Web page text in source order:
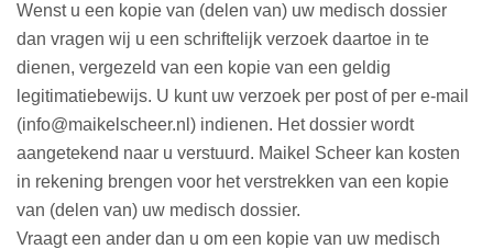
Wenst u een kopie van (delen van) uw medisch dossier
dan vragen wij u een schriftelijk verzoek daartoe in te
dienen, vergezeld van een kopie van een geldig
legitimatiebewijs. U kunt uw verzoek per post of per e-mail
(info@maikelscheer.nl) indienen. Het dossier wordt
aangetekend naar u verstuurd. Maikel Scheer kan kosten
in rekening brengen voor het verstrekken van een kopie
van (delen van) uw medisch dossier.
Vraagt een ander dan u om een kopie van uw medisch